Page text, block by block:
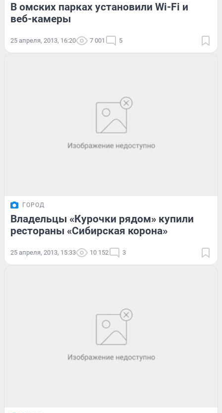
В омских парках установили Wi-Fi и
веб-камеры
25 апреля, 2013, 16:20 7 001 5
ГОРОД
Владельцы «Курочки рядом» купили
рестораны «Сибирская корона»
25 апреля, 2013, 15:33 10 152 3